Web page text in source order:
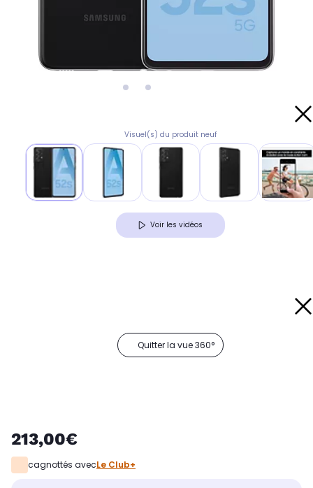
Visuel(s) du produit neuf
Voir les vidéos
Quitter la vue 360°
213,00€
cagnottés avecLe Club+